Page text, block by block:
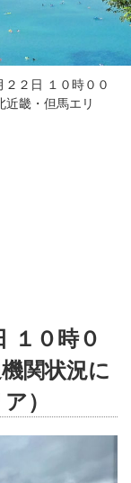
２２日 １０時００
畿・但馬エリ
１０時０
関状況に
）